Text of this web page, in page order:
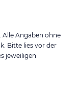
Angaben ohne
Bitte lies vor der
jeweiligen